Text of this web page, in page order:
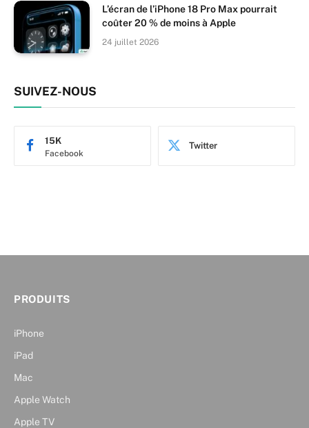
L’écran de l’iPhone 18 Pro Max pourrait
coûter 20 % de moins à Apple
24 juillet 2026
SUIVEZ-NOUS
Facebook
15K Twitter
PRODUITS
iPhone
iPad
Mac
Apple Watch
Apple TV